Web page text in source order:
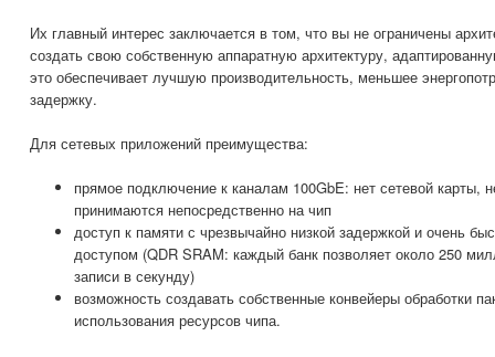
Их главный интерес заключается в том, что вы не ограничены
создать свою собственную аппаратную архитектуру,
это обеспечивает лучшую производительность, меньшее
задержку.
Для сетевых приложений преимущества:
прямое подключение к каналам 100GbE: нет сетевой карты,
принимаются непосредственно на чип
доступ к памяти с чрезвычайно низкой задержкой и очень
доступом (QDR SRAM: каждый банк позволяет около 250
записи в секунду)
возможность создавать собственные конвейеры обработки
использования ресурсов чипа.